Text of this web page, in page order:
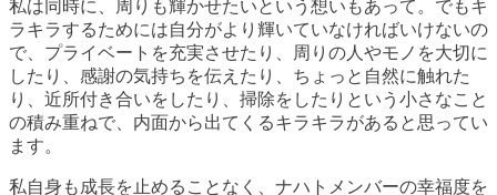
私は同時に、周りも輝かせたいという想い もあって。でもキ
ラキラするためには自分がより輝いていなければいけないの
で、プライベートを充実させたり、周りの人やモノを大切に
したり、感謝の気持ちを伝えたり、ちょっと自然に触れた
り、近所付き合いをしたり、掃除をしたりという小さなこと
の積み重ねで、内面から出てくるキラキラがあると思ってい
ます。
私自身も成長を止めることなく、ナハトメンバーの幸福度を